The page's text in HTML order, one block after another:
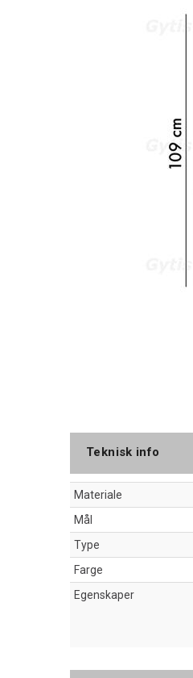
Teknisk info
Materiale
Mål
Type
Farge
Egenskaper